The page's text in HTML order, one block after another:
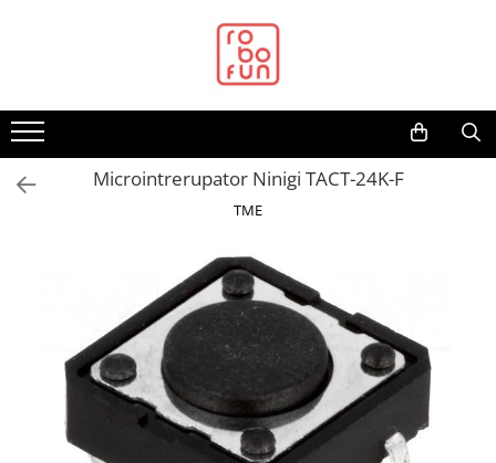
Arduino Original
Arduino Compatibil
Raspberry PI
Cabluri si Conectori
Camera
Microintrerupator Ninigi TACT-24K-F
TME